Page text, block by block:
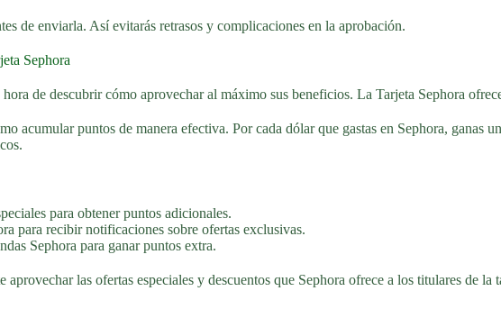
de enviarla. Así evitarás retrasos y complicaciones en la aprobación.
Sephora
de descubrir cómo aprovechar al máximo sus beneficios. La Tarjeta Sephora
acumular puntos de manera efectiva. Por cada dólar que gastas en Sephora, ganas
para obtener puntos adicionales.
para recibir notificaciones sobre ofertas exclusivas.
Sephora para ganar puntos extra.
aprovechar las ofertas especiales y descuentos que Sephora ofrece a los titulares de